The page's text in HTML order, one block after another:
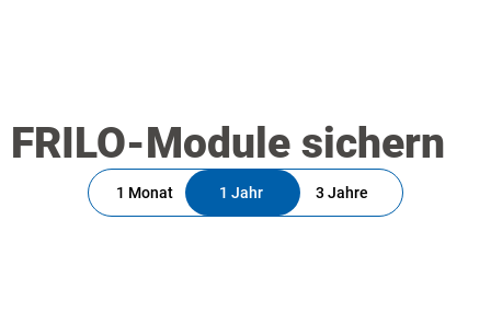
FRILO-Module sichern
1 Monat 1 Jahr 3 Jahre